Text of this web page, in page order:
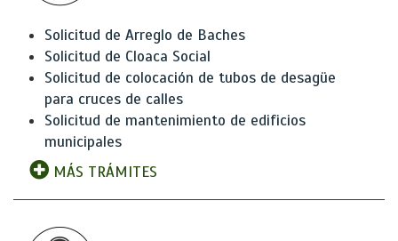
Solicitud de Arreglo de Baches
Solicitud de Cloaca Social
Solicitud de colocación de tubos de desagüe
para cruces de calles
Solicitud de mantenimiento de edificios
municipales
MÁS TRÁMITES